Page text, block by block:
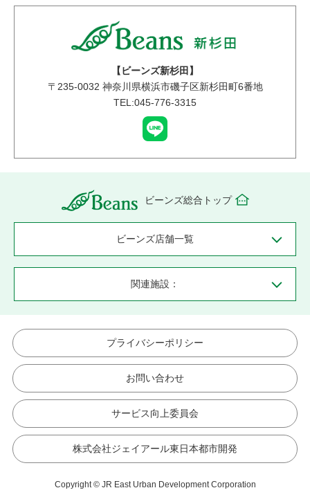
【ビーンズ新杉田】
〒 235-0032 神奈川県横浜市磯子区新杉田町6番地
TEL:045-776-3315
ビーンズ総合トップ
ビーンズ店舗一覧
関連施設：
プライバシーポリシー
お問い合わせ
サービス向上委員会
株式会社ジェイアール東日本都市開発
Copyright © JR East Urban Development Corporation